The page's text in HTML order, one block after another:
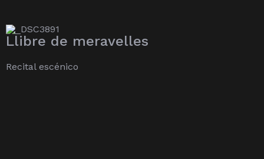
Llibre de meravelles
Recital escénico